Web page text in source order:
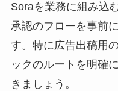
Soraを業務に組み
承認のフローを事前
す。特に広告出稿用
ックのルートを明確
きましょう。